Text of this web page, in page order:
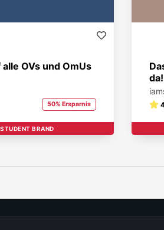
OVs und OmUs
50% Ersparnis
STUDENT BRAND
da!